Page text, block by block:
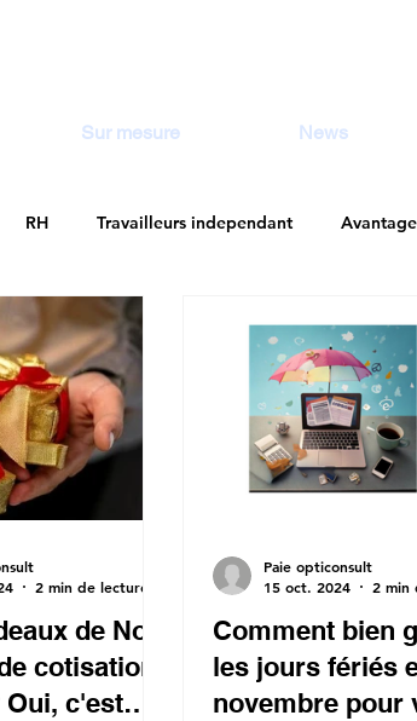
Sur mesure News
RH Travailleurs independant
de Noël
cotisations
c'est
2 min de lecture
Comment bien
les jours fériés
novembre pour
Paie opticonsult
15 oct. 2024
2 min